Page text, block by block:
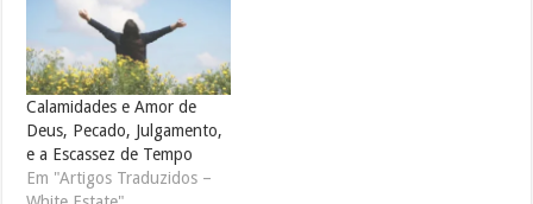
Calamidades e Amor de
Deus, Pecado, Julgamento,
e a Escassez de Tempo
Em "Artigos Traduzidos –